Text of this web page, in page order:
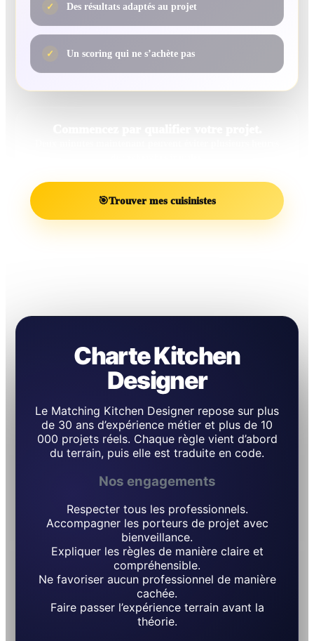
✓ Des résultats adaptés au projet
✓ Un scoring qui ne s’achète pas
🎯Trouver mes cuisinistes
Charte Kitchen
Designer
Le Matching Kitchen Designer repose sur plus
de 30 ans d’expérience métier et plus de 10
000 projets réels. Chaque règle vient d’abord
du terrain, puis elle est traduite en code.
Nos engagements
Respecter tous les professionnels.
Accompagner les porteurs de projet avec
bienveillance.
Expliquer les règles de manière claire et
compréhensible.
Ne favoriser aucun professionnel de manière
cachée.
Faire passer l’expérience terrain avant la
théorie.